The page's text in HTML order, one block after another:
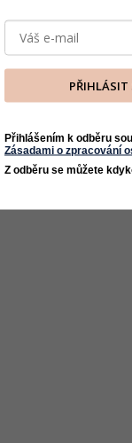
PŘIHLÁSIT
Přihlášením k odběru
Zásadami o zpracování
Z odběru se můžete